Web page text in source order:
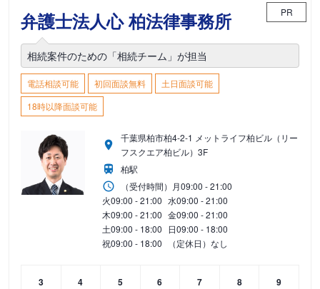
弁護士法人心 柏法律事務所 PR
相続案件のための「相続チーム」が担当
電話相談可能 初回面談無料
土日面談可能
18時以降面談可能
千葉県柏市柏4-2-1 メットライフ柏ビル（リー
フスクエア柏ビル）3F
柏駅
（受付時間） 月09:00 - 21:00
火09:00 - 21:00 水09:00 - 21:00
木09:00 - 21:00 金09:00 - 21:00
土09:00 - 18:00 日09:00 - 18:00
祝09:00 - 18:00 （定休日）なし
3
4
5
6
7
8
9